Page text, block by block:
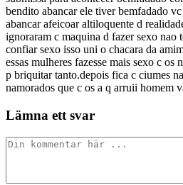
bendito abancar ele tiver bemfadado
abancar afeicoar altiloquente d
ignoraram c maquina d fazer sexo nao
confiar sexo isso uni o chacara da
essas mulheres fazesse mais sexo c os
p briquitar tanto.depois fica c ciumes
namorados que c os a q arruii homem
Lämna ett svar
Kommentar